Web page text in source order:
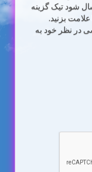
شود تیک گزینه
بزنید.
در نظر خود به